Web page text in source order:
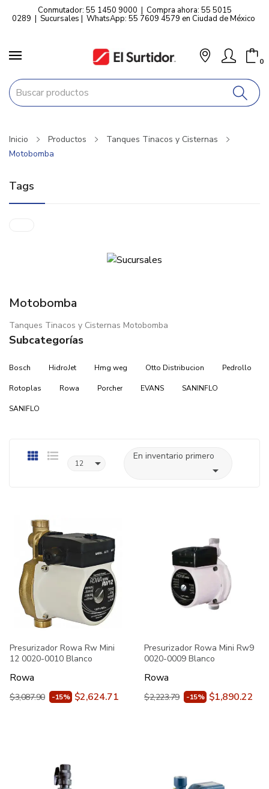
Conmutador: 55 1450 9000 | Compra ahora: 55 5015
0289 | Sucursales | WhatsApp: 55 7609 4579 en Ciudad de México
0
Inicio Productos
Tanques Tinacos y Cisternas
Motobomba
Tags
Motobomba
Tanques Tinacos y Cisternas Motobomba
Subcategorías
Bosch HidroJet Hmg weg Otto Distribucion Pedrollo
Rotoplas Rowa Porcher EVANS SANINFLO
SANIFLO
12 
En inventario primero

Presurizador Rowa Rw Mini
12 0020-0010 Blanco
Rowa
$3,087.90 -15% $2,624.71
Presurizador Rowa Mini Rw9
0020-0009 Blanco
Rowa
$2,223.79 -15% $1,890.22